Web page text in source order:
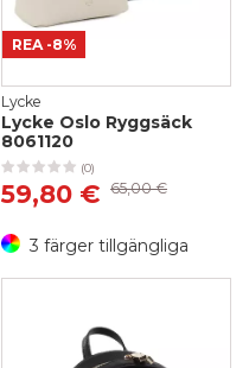
REA -8%
Lycke
Lycke Oslo Ryggsäck
8061120
(0)
59,80 € 65,00 €
3 färger tillgängliga